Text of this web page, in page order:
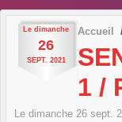
Le dimanche
26
SEPT. 2021
Accueil
1 /
Le dimanche 26 sept.